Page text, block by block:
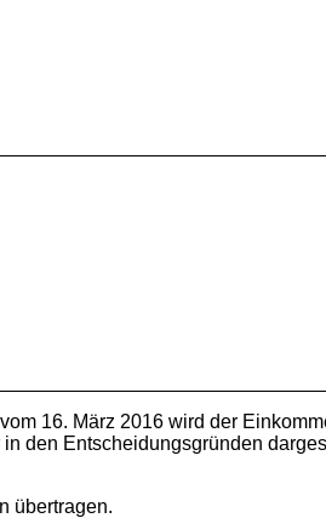
16. März 2016 wird der
den Entscheidungsgründen
übertragen.